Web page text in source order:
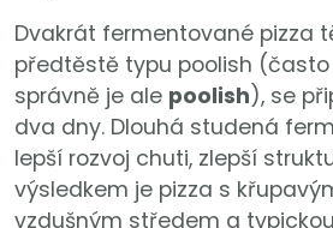
Dvakrát fermentované pizza
předtěstě typu poolish (často
správně je ale poolish), se
dva dny. Dlouhá studená
lepší rozvoj chuti, zlepší
výsledkem je pizza s
vzdušným středem a